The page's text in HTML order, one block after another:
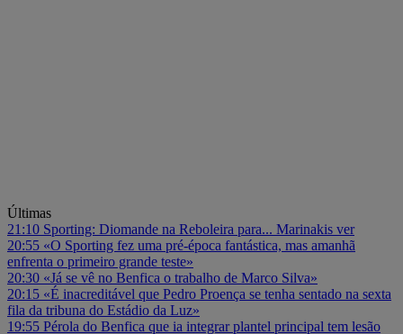
Últimas
21:10 Sporting: Diomande na Reboleira para... Marinakis ver
20:55 «O Sporting fez uma pré-época fantástica, mas amanhã
enfrenta o primeiro grande teste»
20:30 «Já se vê no Benfica o trabalho de Marco Silva»
20:15 «É inacreditável que Pedro Proença se tenha sentado na sexta
fila da tribuna do Estádio da Luz»
19:55 Pérola do Benfica que ia integrar plantel principal tem lesão